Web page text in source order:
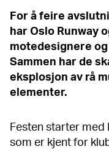
For å feire
har Oslo Runway
motedesignere
Sammen har de
eksplosjon av rå
elementer.
Festen starter med
som er kjent for